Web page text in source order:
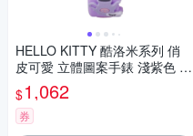
HELLO KITTY 酷洛米系列 俏
皮可愛 立體圖案手錶 淺紫色 K
T081LWVV1_30mm
$1,062
券